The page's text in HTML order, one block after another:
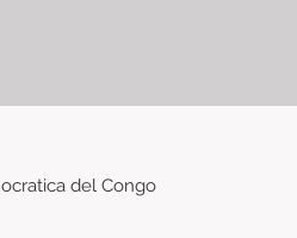
del Congo